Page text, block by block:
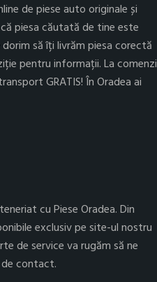
de piese auto originale și
piesa căutată de tine este
să îți livrăm piesa corectă
pentru informații. La comenzi
GRATIS! În Oradea ai
cu Piese Oradea. Din
exclusiv pe site-ul nostru
de service va rugăm să ne
contact.